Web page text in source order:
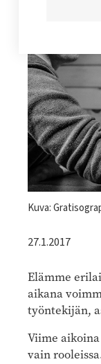
Kuvateksti
Kuva:
27.1.2017
Elämme
aikana
työntekijän,
Viime
vain